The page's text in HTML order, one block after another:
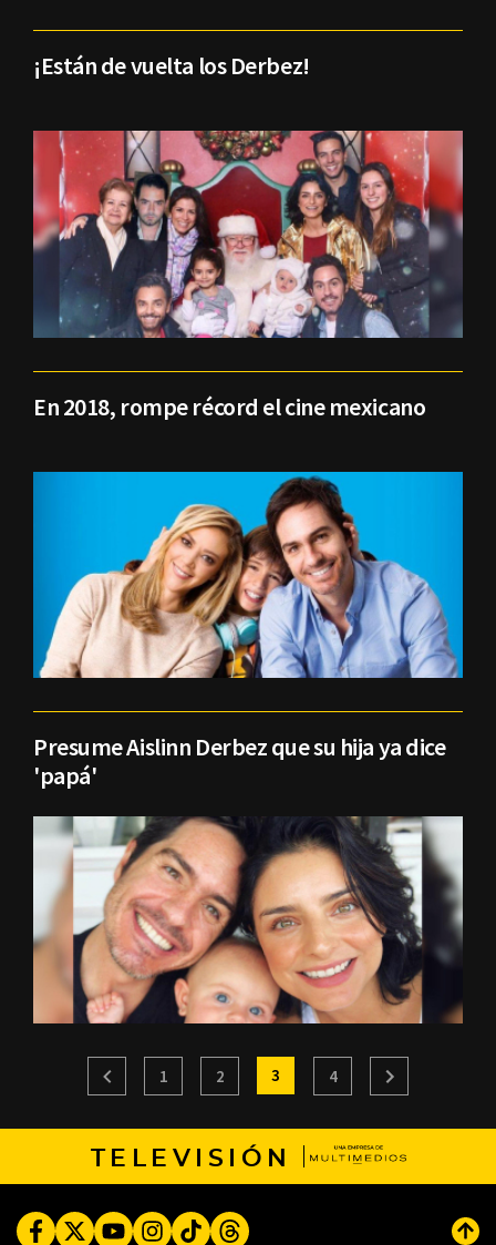
¡Están de vuelta los Derbez!
En 2018, rompe récord el cine mexicano
Presume Aislinn Derbez que su hija ya dice
'papá'
1 2 3 4
TELEVISIÓN
FacebookTwitterYoutubeInstagram
TikTokThreads